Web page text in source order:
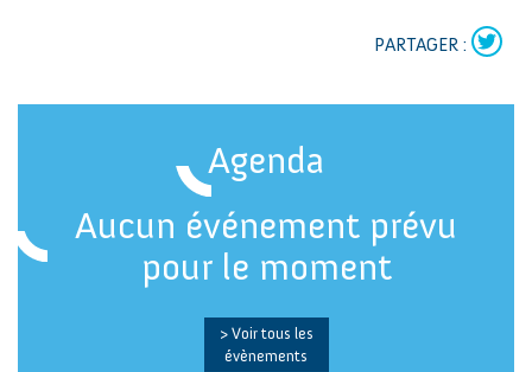
PARTAGER :
Agenda
Aucun événement prévu
pour le moment
> Voir tous les
évènements